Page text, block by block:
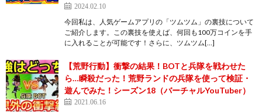
2024.02.10
今回私は、人気ゲームアプリの「ツムツム」の裏技について
ご紹介します。この裏技を使えば、何回も100万コインを手
に入れることが可能です！さらに、ツムツム[…]
【荒野行動】衝撃の結果！BOTと兵隊を戦わせた
ら…瞬殺だった！荒野ランドの兵隊を使って検証・
遊んでみた！シーズン18（バーチャルYouTuber）
2021.06.16